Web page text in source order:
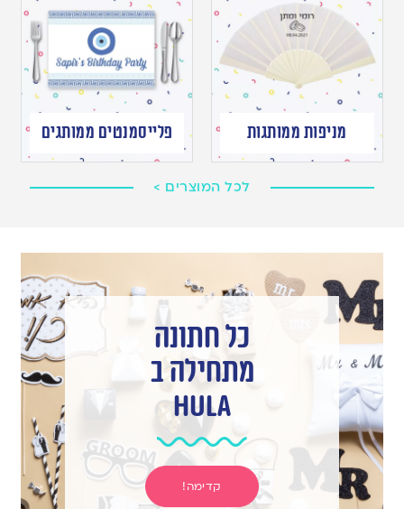
מניפות ממותגות פלייסמנטים ממותגים
לכל המוצרים >
כל חתונה
מתחילה ב
hula
קדימה!